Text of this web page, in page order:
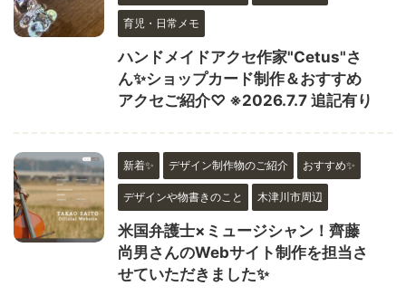
育児・日常メモ
ハンドメイドアクセ作家"Cetus"さ
ん✨ショップカード制作＆おすすめ
アクセご紹介♡ ※2026.7.7 追記有り
新着✨ デザイン制作物のご紹介 おすすめ✨
デザインや物書きのこと 木津川市周辺
米国弁護士×ミュージシャン！齊藤
尚男さんのWebサイト制作を担当さ
せていただきました✨